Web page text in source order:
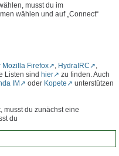
musst du im
wählen und auf „Connect“
Mozilla Firefox , HydraIRC
,
Listen sind hier
zu finden. Auch
IM oder Kopete
unterstützen
musst du zunächst eine
du